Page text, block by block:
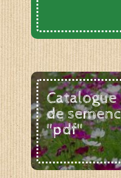
Catalogue
de
"pdf"